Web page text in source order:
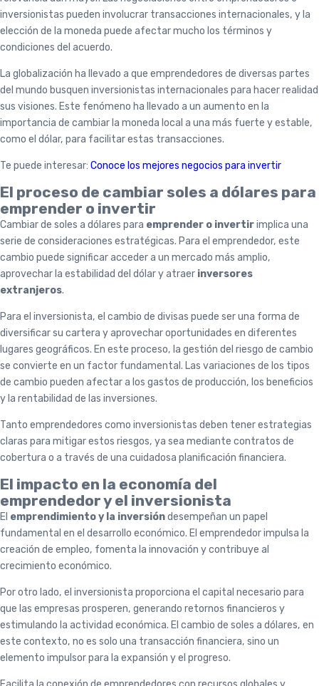
inversionistas pueden involucrar transacciones internacionales, y la
elección de la moneda puede afectar mucho los términos y
condiciones del acuerdo.
La globalización ha llevado a que emprendedores de diversas partes
del mundo busquen inversionistas internacionales para hacer realidad
sus visiones. Este fenómeno ha llevado a un aumento en la
importancia de cambiar la moneda local a una más fuerte y estable,
como el dólar, para facilitar estas transacciones.
Te puede interesar: Conoce los mejores negocios para invertir
El proceso de cambiar soles a dólares para
emprender o invertir
Cambiar de soles a dólares para emprender o invertirimplica una
serie de consideraciones estratégicas. Para el emprendedor, este
cambio puede significar acceder a un mercado más amplio,
aprovechar la estabilidad del dólar y atraer inversores
extranjeros.
Para el inversionista, el cambio de divisas puede ser una forma de
diversificar su cartera y aprovechar oportunidades en diferentes
lugares geográficos. En este proceso, la gestión del riesgo de cambio
se convierte en un factor fundamental. Las variaciones de los tipos
de cambio pueden afectar a los gastos de producción, los beneficios
y la rentabilidad de las inversiones.
Tanto emprendedores como inversionistas deben tener estrategias
claras para mitigar estos riesgos, ya sea mediante contratos de
cobertura o a través de una cuidadosa planificación financiera.
El impacto en la economía del
emprendedor y el inversionista
El emprendimiento y la inversióndesempeñan un papel
fundamental en el desarrollo económico. El emprendedor impulsa la
creación de empleo, fomenta la innovación y contribuye al
crecimiento económico.
Por otro lado, el inversionista proporciona el capital necesario para
que las empresas prosperen, generando retornos financieros y
estimulando la actividad económica. El cambio de soles a dólares, en
este contexto, no es solo una transacción financiera, sino un
elemento impulsor para la expansión y el progreso.